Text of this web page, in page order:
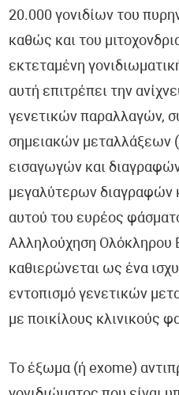
20.000 γονιδίων του
καθώς και του
εκτεταμένη
αυτή επιτρέπει την
γενετικών παραλλαγών,
σημειακών μεταλλάξεων
εισαγωγών και
μεγαλύτερων διαγραφών
αυτού του ευρέος
Αλληλούχηση Ολόκληρου
καθιερώνεται ως ένα
εντοπισμό γενετικών
με ποικίλους κλινικούς
Το έξωμα (ή exome)